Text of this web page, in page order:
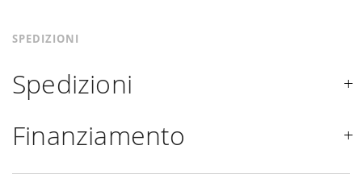
SPEDIZIONI
Spedizioni
Forniture Europaègratuita in Italia
, invece è previsto
Finanziamento